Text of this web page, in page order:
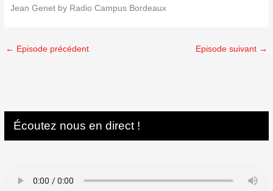
Jean Genet by Radio Campus Bordeaux
← Episode précédent Episode suivant →
Écoutez nous en direct !